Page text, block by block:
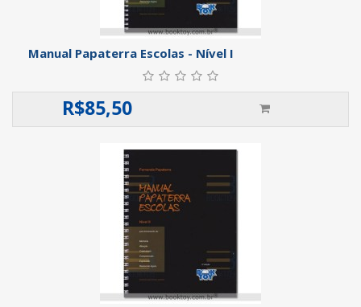
Manual Papaterra Escolas - Nível I
R$85,50